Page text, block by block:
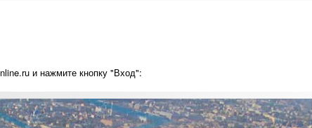
и нажмите кнопку "Вход":